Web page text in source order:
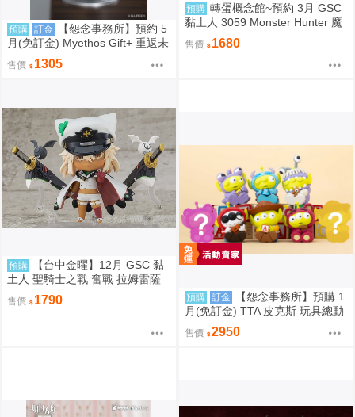
預購 訂金
【怨念事務所】預約 5
月(免訂金) Myethos Gift+ 重返未
來 1999 兔毛手袋 1/8 1011
售價 1305
預購 轉蛋概念館~預約 3月 GSC
黏土人 3059 Monster Hunter 魔
物獵人 火龍 雄火龍 超商付款免
訂金
售價 1680
預購
【台中金曜】12月 GSC 黏
土人 聖騎士之戰 奮戰 拉姆雷薩
爾=瓦倫泰 再版 0904
售價 1790 預購 訂金
【怨念事務所】預購 1
月(免訂金) TTA 皮克斯 玩具總動
員 三眼怪 PERIHAPI! 靠肩小公仔
集 中盒 0829
售價 2950